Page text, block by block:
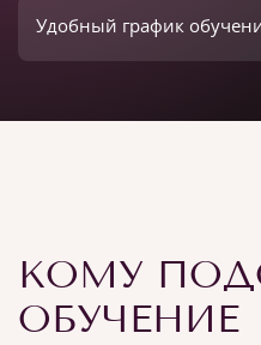
Удобный график
КОМУ
ОБУЧЕНИЕ